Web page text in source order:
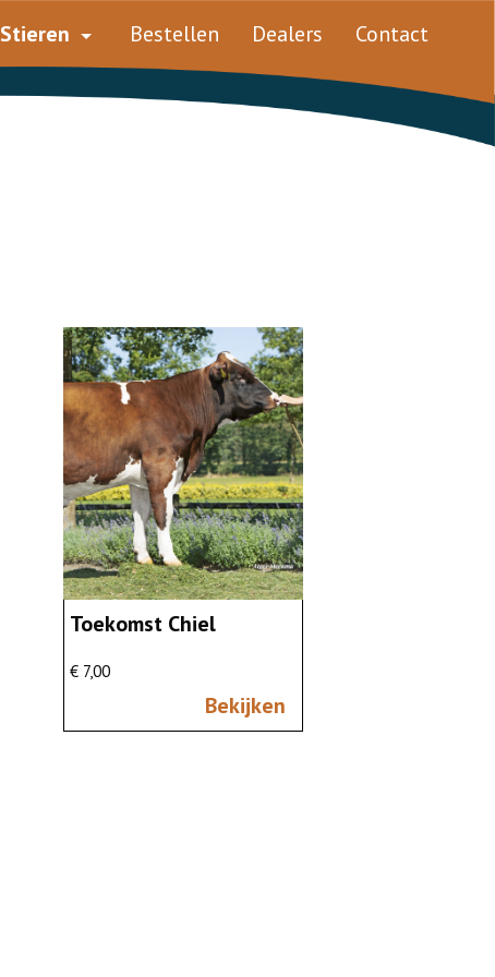
Stieren Bestellen Dealers Contact
Toekomst Chiel
€ 7,00
Bekijken